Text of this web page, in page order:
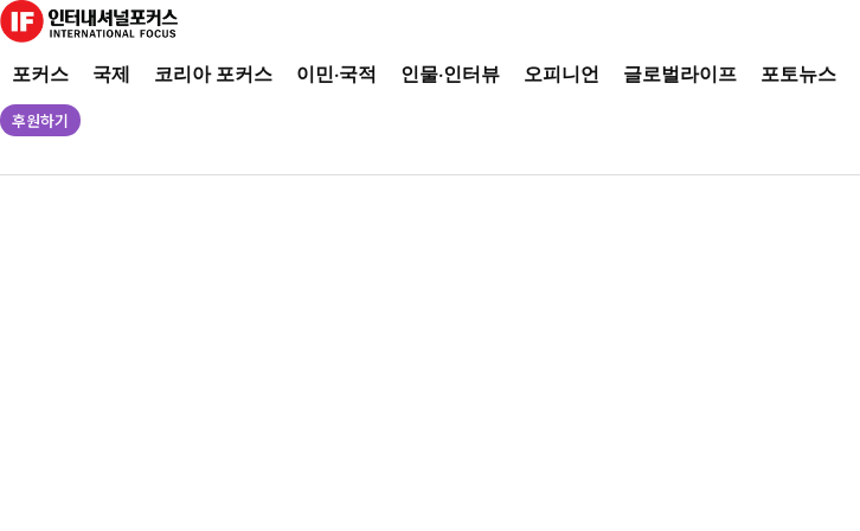
포커스 국제 코리아 포커스 이민·국적 인물·인터뷰 오피니언 글로벌라이프 포토뉴스
후원하기